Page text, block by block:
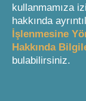
(2) Kişinin
edebileceği bir
rızası
kullanmamıza
hakkında
İşlenmesine
Hakkında
bulabilirsiniz.